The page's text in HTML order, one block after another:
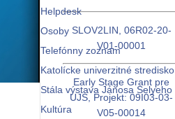
Helpdesk
Osoby
Telefónny zoznam
Katolícke univerzitné stredisko
Stála výstava Jánosa Selyeho
Kultúra
SLOV2LIN, 06R02-20-
V01-00001
Early Stage Grant pre
UJS, Projekt: 09I03-03-
V05-00014